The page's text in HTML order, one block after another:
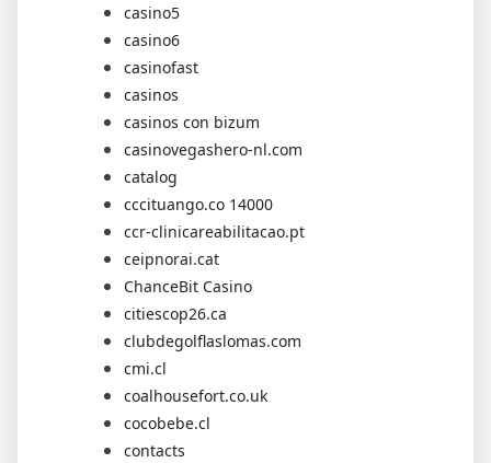
casino5
casino6
casinofast
casinos
casinos con bizum
casinovegashero-nl.com
catalog
cccituango.co 14000
ccr-clinicareabilitacao.pt
ceipnorai.cat
ChanceBit Casino
citiescop26.ca
clubdegolflaslomas.com
cmi.cl
coalhousefort.co.uk
cocobebe.cl
contacts